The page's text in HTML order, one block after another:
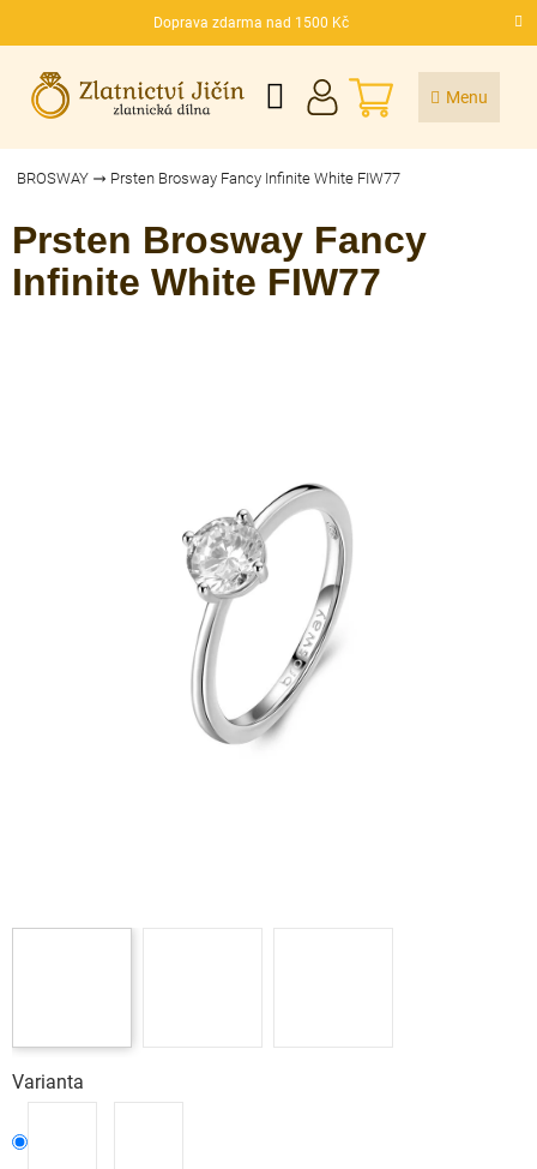
Doprava zdarma nad 1500 Kč
CZK
NÁKUPNÍ
KOŠÍK
BROSWAY Prsten Brosway Fancy Infinite White FIW77
Prsten Brosway Fancy
Infinite White FIW77
Varianta